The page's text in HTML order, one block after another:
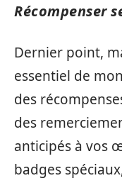
Récompenser
Dernier point,
essentiel de
des
des
anticipés à vos
badges